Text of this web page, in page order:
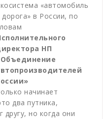
«автомобиль
дорога» в России, по
НП
начинает
два путника,
другу, но когда они